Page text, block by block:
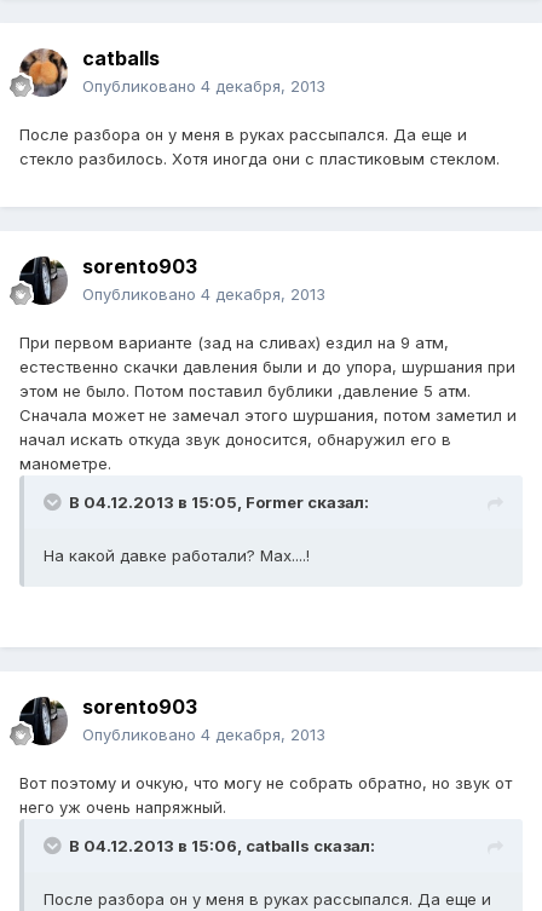
catballs
Опубликовано 4 декабря, 2013
После разбора он у меня в руках рассыпался. Да еще и
стекло разбилось. Хотя иногда они с пластиковым стеклом.
sorento903
Опубликовано 4 декабря, 2013
При первом варианте (зад на сливах) ездил на 9 атм,
естественно скачки давления были и до упора, шуршания при
этом не было. Потом поставил бублики ,давление 5 атм.
Сначала может не замечал этого шуршания, потом заметил и
начал искать откуда звук доносится, обнаружил его в
манометре.
В 04.12.2013 в 15:05, Former сказал:
На какой давке работали? Мах....!
sorento903
Опубликовано 4 декабря, 2013
Вот поэтому и очкую, что могу не собрать обратно, но звук от
него уж очень напряжный.
В 04.12.2013 в 15:06, catballs сказал:
После разбора он у меня в руках рассыпался. Да еще и